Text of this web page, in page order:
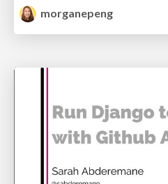
morganepeng